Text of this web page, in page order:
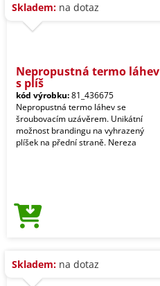
Skladem: na dotaz
Nepropustná termo láhev
s plíš
kód výrobku:81_436675
Nepropustná termo láhev se
šroubovacím uzávěrem. Unikátní
možnost brandingu na vyhrazený
plíšek na přední straně. Nereza
Skladem: na dotaz